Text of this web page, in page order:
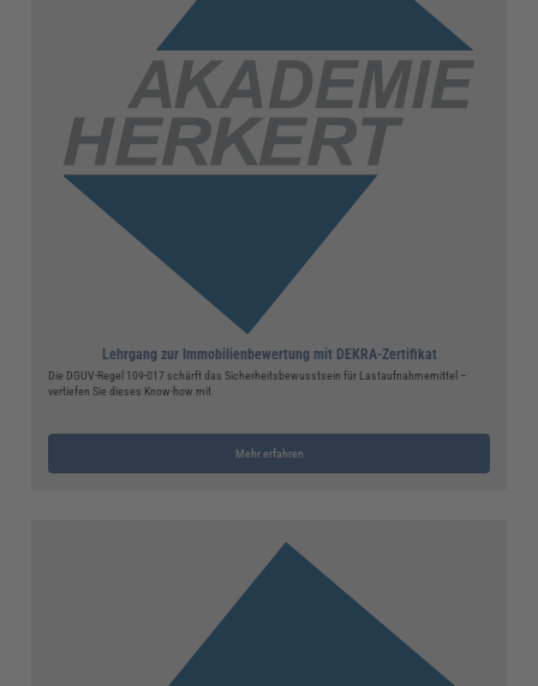
Lehrgang zur Immobilienbewertung mit DEKRA-Zertifikat
Die DGUV-Regel 109-017 schärft das Sicherheitsbewusstsein für Lastaufnahmemittel –
vertiefen Sie dieses Know-how mit
Mehr erfahren